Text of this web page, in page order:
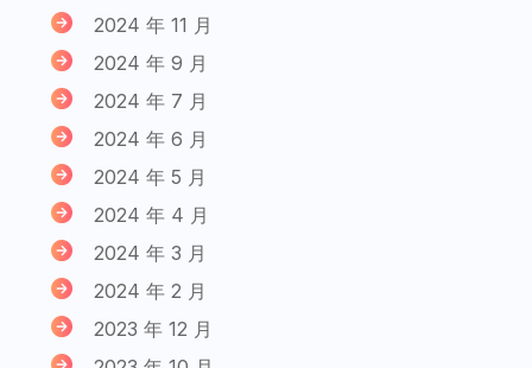
2024 年 11 月
2024 年 9 月
2024 年 7 月
2024 年 6 月
2024 年 5 月
2024 年 4 月
2024 年 3 月
2024 年 2 月
2023 年 12 月